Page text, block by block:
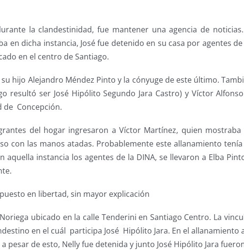
la clandestinidad, fue mantener una agencia de
en dicha instancia, José fue detenido en su casa por agentes
en el centro de Santiago.
hijo Alejandro Méndez Pinto y la cónyuge de este último.
resultó ser José Hipólito Segundo Jara Castro) y Víctor
de Concepción.
del hogar ingresaron a Víctor Martínez, quien
con las manos atadas. Probablemente este allanamiento
instancia los agentes de la DINA, se llevaron a Elba
en libertad, sin mayor explicación
ubicado en la calle Tenderini en Santiago Centro. La
en el cuál participa José Hipólito Jara. En el
de esto, Nelly fue detenida y junto José Hipólito Jara